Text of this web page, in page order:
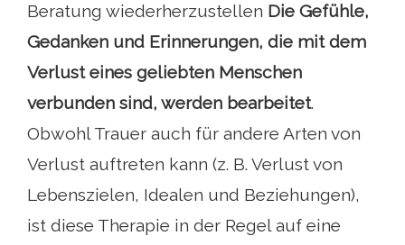
Beratung wiederherzustellen Die Gefühle,
Gedanken und Erinnerungen, die mit dem
Verlust eines geliebten Menschen
verbunden sind, werden bearbeitet.
Obwohl Trauer auch für andere Arten von
Verlust auftreten kann (z. B. Verlust von
Lebenszielen, Idealen und Beziehungen),
ist diese Therapie in der Regel auf eine